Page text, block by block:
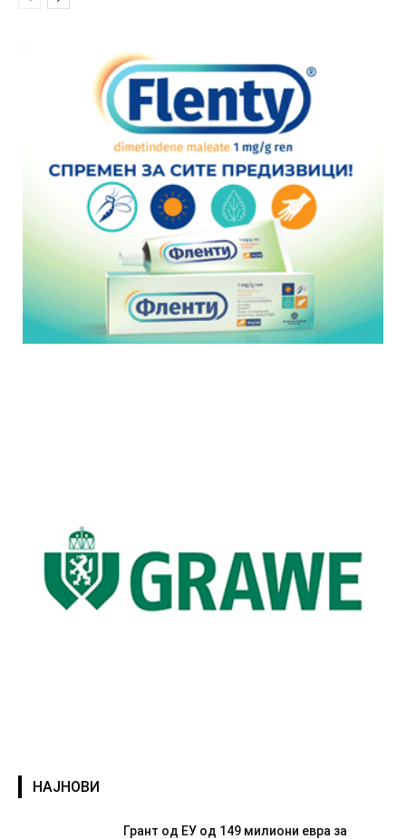
НАЈНОВИ
Грант од ЕУ од 149 милиони евра за